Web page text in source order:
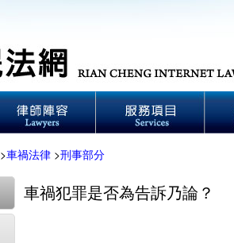
>車禍法律 >刑事部分
車禍犯罪是否為告訴乃論？